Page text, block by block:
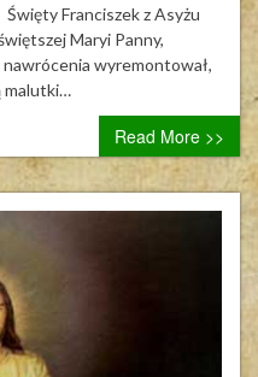
Franciszek z Asyżu
Maryi Panny,
wyremontował,
malutki…
Read More >>